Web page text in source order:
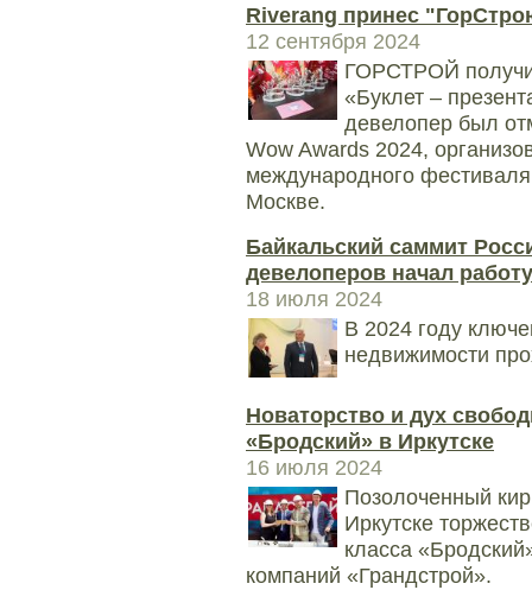
Riverang принес
12 сентября 2024
ГОРСТРОЙ
«Буклет –
девелопер был
Wow Awards 2024,
международного
Москве.
Байкальский саммит
девелоперов начал
18 июля 2024
В 2024 году
недвижимости
Новаторство и дух
«Бродский» в Иркутске
16 июля 2024
Позолоченный
Иркутске
класса
компаний «Грандстрой».